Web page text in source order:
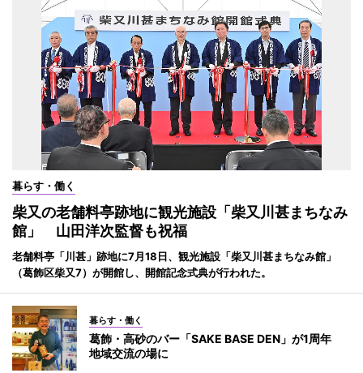
暮らす・働く
柴又の老舗料亭跡地に観光施設「柴又川甚まちなみ
館」 山田洋次監督も祝福
老舗料亭「川甚」跡地に7月18日、観光施設「柴又川甚まちなみ館」
（葛飾区柴又7）が開館し、開館記念式典が行われた。
暮らす・働く
葛飾・高砂のバー「SAKE BASE DEN」が1周年
地域交流の場に